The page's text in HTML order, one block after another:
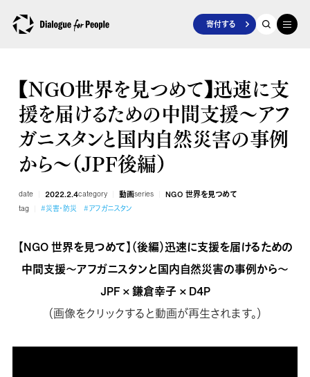
寄付する
【NGO世界を見つめて】迅速に支
援を届けるための中間支援～アフ
ガニスタンと国内自然災害の事例
から～（JPF後編）
date 2022.2.4category 動画series NGO 世界を見つめて
tag #災害・防災 #アフガニスタン
【NGO 世界を見つめて】（後編）迅速に支援を届けるための
中間支援～アフガニスタンと国内自然災害の事例から～
JPF × 鎌倉幸子 × D4P
（画像をクリックすると動画が再生されます。）